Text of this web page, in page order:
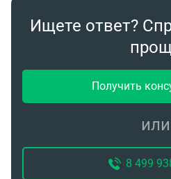
Ищете ответ?
Получить
или
8 499